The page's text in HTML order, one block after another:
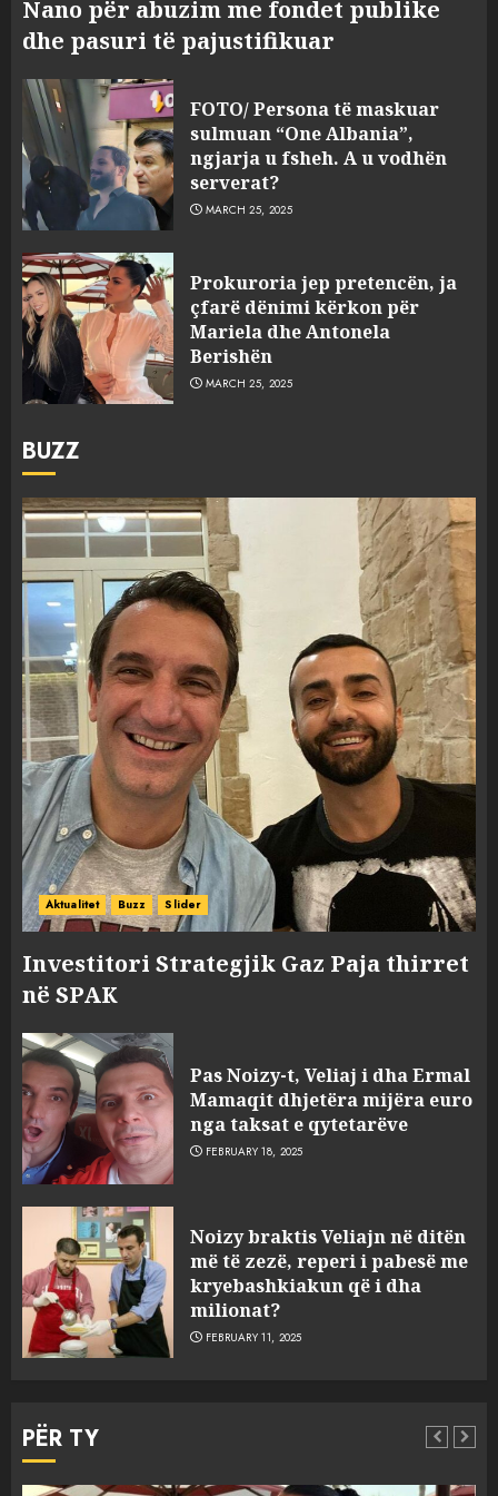
Nano për abuzim me fondet publike
dhe pasuri të pajustifikuar
FOTO/ Persona të maskuar
sulmuan “One Albania”,
ngjarja u fsheh. A u vodhën
serverat?
MARCH 25, 2025
Prokuroria jep pretencën, ja
çfarë dënimi kërkon për
Mariela dhe Antonela
Berishën
MARCH 25, 2025
BUZZ
Aktualitet Buzz Slider
Investitori Strategjik Gaz Paja thirret
në SPAK
Pas Noizy-t, Veliaj i dha Ermal
Mamaqit dhjetëra mijëra euro
nga taksat e qytetarëve
FEBRUARY 18, 2025
Noizy braktis Veliajn në ditën
më të zezë, reperi i pabesë me
kryebashkiakun që i dha
milionat?
FEBRUARY 11, 2025
PËR TY
3
sulmuan “One Albania”,
ngjarja u fsheh. A u vodhën
serverat?
MARCH 25, 2025
MARCH 25, 2025